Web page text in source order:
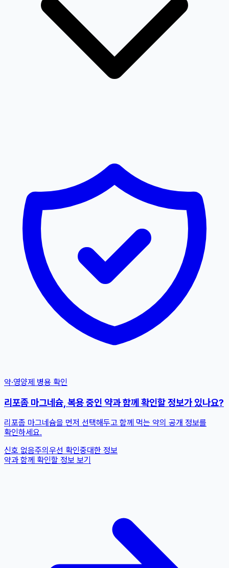
약·영양제 병용 확인
리포좀 마그네슘, 복용 중인 약과 함께 확인할 정보가 있나요?
리포좀 마그네슘을 먼저 선택해두고 함께 먹는 약의 공개 정보를
확인하세요.
신호 없음주의 우선 확인중대한 정보
약과 함께 확인할 정보 보기